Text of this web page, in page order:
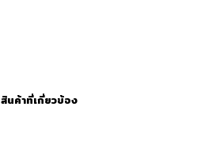
สินค้าที่เกี่ยวข้อง